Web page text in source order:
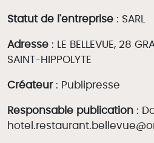
Statut de l'entreprise : SARL
Adresse : LE BELLEVUE, 28
SAINT-HIPPOLYTE
Créateur : Publipresse
Responsable publication :